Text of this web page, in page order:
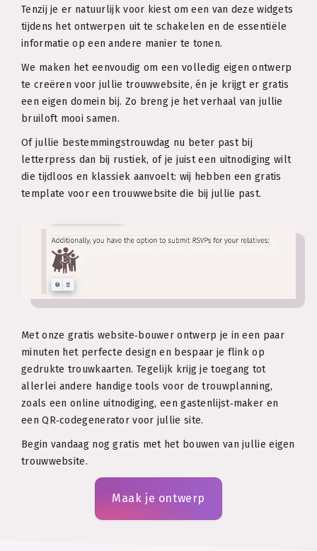
Tenzij je er natuurlijk voor kiest om een van deze widgets
tijdens het ontwerpen uit te schakelen en de essentiële
informatie op een andere manier te tonen.
We maken het eenvoudig om een volledig eigen ontwerp
te creëren voor jullie trouwwebsite, én je krijgt er gratis
een eigen domein bij. Zo breng je het verhaal van jullie
bruiloft mooi samen.
Of jullie bestemmingstrouwdag nu beter past bij
letterpress dan bij rustiek, of je juist een uitnodiging wilt
die tijdloos en klassiek aanvoelt: wij hebben een gratis
template voor een trouwwebsite die bij jullie past.
Met onze gratis website‑bouwer ontwerp je in een paar
minuten het perfecte design en bespaar je flink op
gedrukte trouwkaarten. Tegelijk krijg je toegang tot
allerlei andere handige tools voor de trouwplanning,
zoals een online uitnodiging, een gastenlijst‑maker en
een QR‑codegenerator voor jullie site.
Begin vandaag nog gratis met het bouwen van jullie eigen
trouwwebsite.
Maak je ontwerp